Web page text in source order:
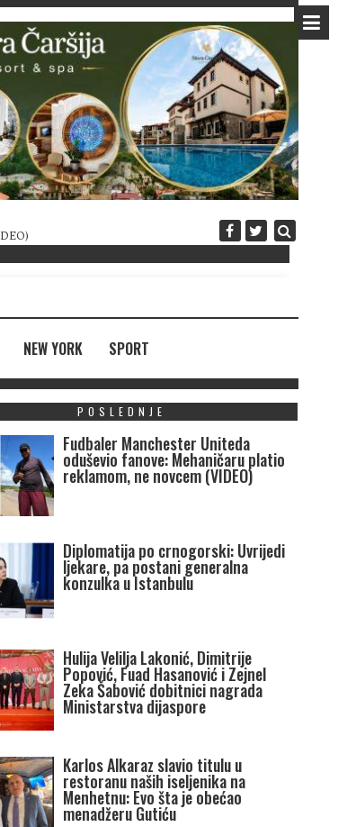
Diplomatija po
NEW YORK SPORT
POSLEDNJE
Fudbaler Manchester Uniteda
oduševio fanove: Mehaničaru platio
reklamom, ne novcem (VIDEO)
Diplomatija po crnogorski: Uvrijedi
ljekare, pa postani generalna
konzulka u Istanbulu
Hulija Velilja Lakonić, Dimitrije
Popović, Fuad Hasanović i Zejnel
Zeka Šabović dobitnici nagrada
Ministarstva dijaspore
Karlos Alkaraz slavio titulu u
restoranu naših iseljenika na
Menhetnu: Evo šta je obećao
menadžeru Gutiću